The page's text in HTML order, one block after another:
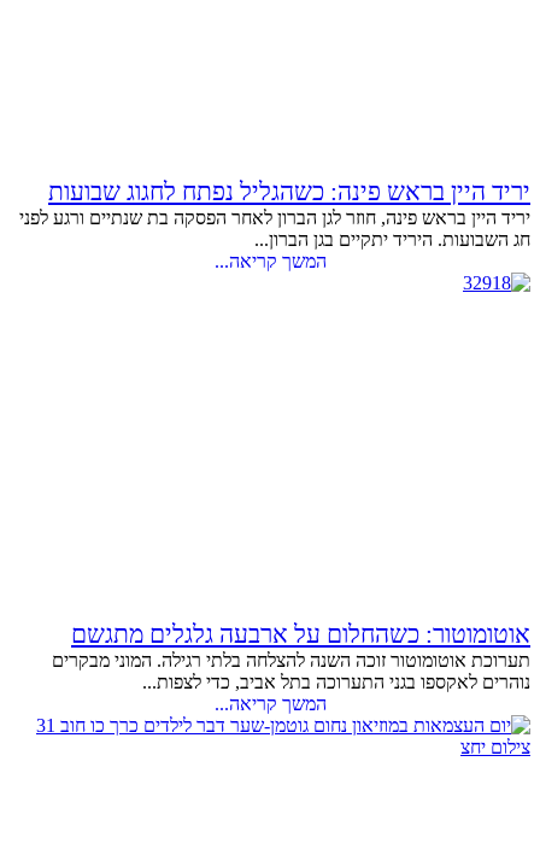
יריד היין בראש פינה: כשהגליל נפתח לחגוג שבועות
יריד היין בראש פינה, חוזר לגן הברון לאחר הפסקה בת שנתיים ורגע לפני
חג השבועות. היריד יתקיים בגן הברון...
המשך קריאה...
אוטומוטור: כשהחלום על ארבעה גלגלים מתגשם
תערוכת אוטומוטור זוכה השנה להצלחה בלתי רגילה. המוני מבקרים
נוהרים לאקספו בגני התערוכה בתל אביב, כדי לצפות...
המשך קריאה...